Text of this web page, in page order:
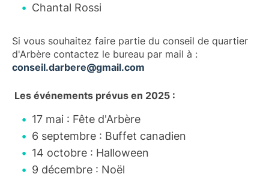
Chantal Rossi
Si vous souhaitez faire partie du conseil de quartier
d'Arbère contactez le bureau par mail à :
conseil.darbere@gmail.com
Les événements prévus en 2025 :
17 mai : Fête d'Arbère
6 septembre : Buffet canadien
14 octobre : Halloween
9 décembre : Noël